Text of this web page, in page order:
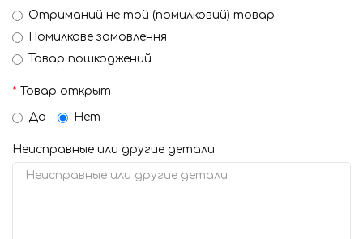
Отриманий не той (помилковий) товар
Помилкове замовлення
Товар пошкоджений
Товар открыт
Да Нет
Неисправные или другие детали